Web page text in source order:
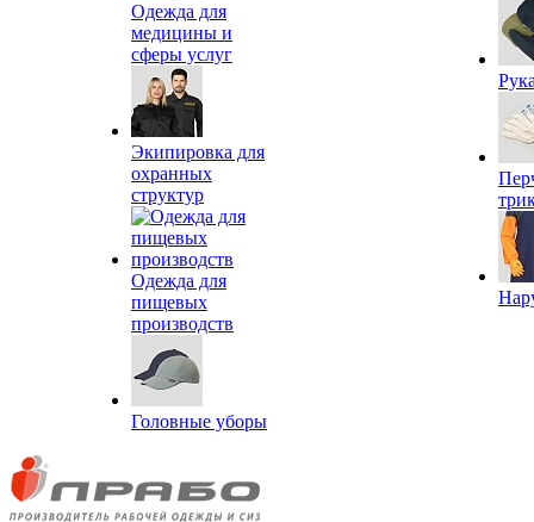
Одежда для
медицины и
сферы услуг
Экипировка для
охранных
структур
Одежда для
пищевых
производств
Головные уборы